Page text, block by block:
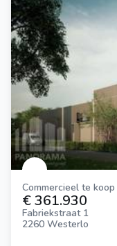
Commercieel te koop
€ 361.930
Fabriekstraat 1
2260 Westerlo